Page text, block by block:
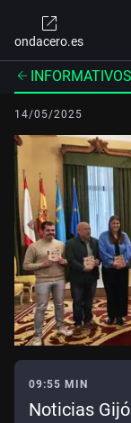
ondacero.es
14/05/2025
09:55 MIN
Noticias